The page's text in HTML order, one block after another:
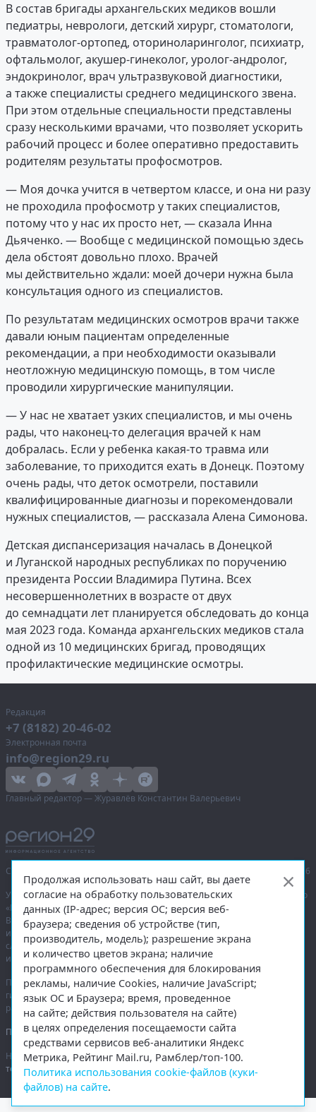
В состав бригады архангельских медиков вошли
педиатры, неврологи, детский хирург, стоматологи,
травматолог-ортопед, оториноларинголог, психиатр,
офтальмолог, акушер-гинеколог, уролог-андролог,
эндокринолог, врач ультразвуковой диагностики,
а также специалисты среднего медицинского звена.
При этом отдельные специальности представлены
сразу несколькими врачами, что позволяет ускорить
рабочий процесс и более оперативно предоставить
родителям результаты профосмотров.
— Моя дочка учится в четвертом классе, и она ни разу
не проходила профосмотр у таких специалистов,
потому что у нас их просто нет, — сказала Инна
Дьяченко. — Вообще с медицинской помощью здесь
дела обстоят довольно плохо. Врачей
мы действительно ждали: моей дочери нужна была
консультация одного из специалистов.
По результатам медицинских осмотров врачи также
давали юным пациентам определенные
рекомендации, а при необходимости оказывали
неотложную медицинскую помощь, в том числе
проводили хирургические манипуляции.
— У нас не хватает узких специалистов, и мы очень
рады, что наконец-то делегация врачей к нам
добралась. Если у ребенка какая-то травма или
заболевание, то приходится ехать в Донецк. Поэтому
очень рады, что деток осмотрели, поставили
квалифицированные диагнозы и порекомендовали
нужных специалистов, — рассказала Алена Симонова.
Детская диспансеризация началась в Донецкой
и Луганской народных республиках по поручению
президента России Владимира Путина. Всех
несовершеннолетних в возрасте от двух
до семнадцати лет планируется обследовать до конца
мая 2023 года. Команда архангельских медиков стала
одной из 10 медицинских бригад, проводящих
профилактические медицинские осмотры.
Редакция
+7 (8182) 20-46-02
Электронная почта
info@region29.ru
Главный редактор — Журавлёв Константин Валерьевич
Сетевое издание «Информационное агентство Регион 29»,
© 2016–2026
Учредитель — общество с ограниченной ответственностью «Агентство
«Правда Севера».
Выписка из реестра зарегистрированных средств массовой
информации:
ЭЛ № ФС 77-74226от 09.11.2018 выдано Федеральной
службой по надзору в сфере связи, информационных технологий
и массовых коммуникаций (Роскомнадзор).
При полном или частичном использовании любых материалов
гиперссылка на region29.ruобязательна. Копирование материалов без
разрешения администрации сайта запрещено.
Правовая информация.
На информационном ресурсе применяютсярекомендательные
технологии.
Продолжая использовать наш сайт, вы даете
согласие на обработку пользовательских
данных (IP-адрес; версия ОС; версия веб-
браузера; сведения об устройстве (тип,
производитель, модель); разрешение экрана
и количество цветов экрана; наличие
программного обеспечения для блокирования
рекламы, наличие Cookies, наличие JavaScript;
язык ОС и Браузера; время, проведенное
на сайте; действия пользователя на сайте)
в целях определения посещаемости сайта
средствами сервисов веб-аналитики Яндекс
Метрика, Рейтинг Mail.ru, Рамблер/топ-100.
Политика использования cookie-файлов (куки-
файлов) на сайте.